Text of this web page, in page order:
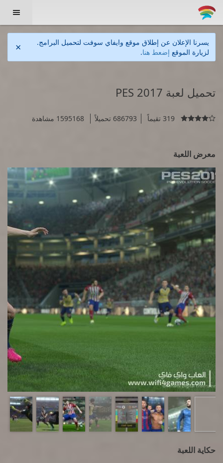

يسرنا الإعلان عن إطلاق موقع وايفاي سوفت لتحميل البرامج.
لزيارة الموقع إضعط هنا.
×
تحميل لعبة PES 2017
 319 تقيماً 686793 تحميلاً 1595168 مشاهدة
معرض اللعبة
حكاية اللعبة